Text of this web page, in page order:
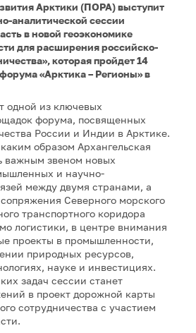
Арктики (ПОРА) выступит
аналитической сессии
в новой геоэкономике
для расширения российско-
которая пройдет 14
«Арктика – Регионы» в
одной из ключевых
форума, посвященных
России и Индии в Арктике.
образом Архангельская
важным звеном новых
и научно-
между двумя странами, а
Северного морского
транспортного коридора
логистики, в центре внимания
проекты в промышленности,
природных ресурсов,
науке и инвестициях.
задач сессии станет
в проект дорожной карты
сотрудничества с участием